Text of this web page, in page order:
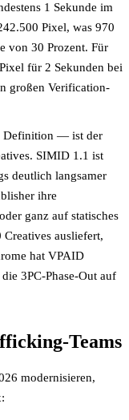
1 Sekunde im
Pixel, was 970
von 30 Prozent. Für
für 2 Sekunden bei
großen Verification-
Definition — ist der
SIMID 1.1 ist
deutlich langsamer
ihre
ganz auf statisches
ausliefert,
hat VPAID
3PC-Phase-Out auf
Teams
modernisieren,